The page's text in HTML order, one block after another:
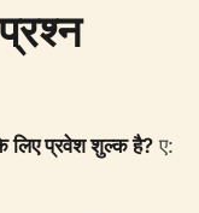
प्रवेश शुल्क है? ए: